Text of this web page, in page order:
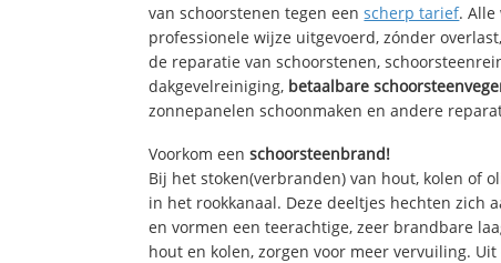
van schoorstenen tegen eenscherp tarief. Alle
professionele wijze uitgevoerd, zónder
de reparatie van schoorstenen,
dakgevelreiniging, betaalbare
zonnepanelen schoonmaken en andere
Voorkom eenschoorsteenbrand!
Bij het stoken(verbranden) van hout, kolen of
in het rookkanaal. Deze deeltjes hechten zich
en vormen een teerachtige, zeer brandbare
hout en kolen, zorgen voor meer vervuiling.